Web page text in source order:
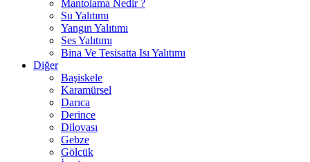
Mantolama Nedir ?
Su Yalıtımı
Yangın Yalıtımı
Ses Yalıtımı
Bina Ve Tesisatta Isı Yalıtımı
Diğer
Başiskele
Karamürsel
Darıca
Derince
Dilovası
Gebze
Gölcük